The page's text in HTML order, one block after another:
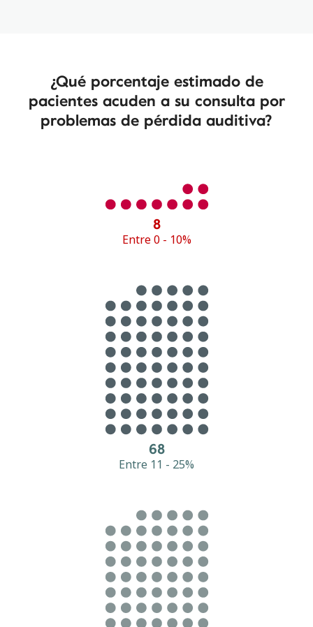
¿Qué porcentaje estimado de
pacientes acuden a su consulta por
problemas de pérdida auditiva?
8
Entre 0 - 10%
68
Entre 11 - 25%